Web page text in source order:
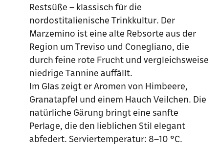
Restsüße – klassisch für die
nordostitalienische Trinkkultur. Der
Marzemino ist eine alte Rebsorte aus der
Region um Treviso und Conegliano, die
durch feine rote Frucht und vergleichsweise
niedrige Tannine auffällt.
Im Glas zeigt er Aromen von Himbeere,
Granatapfel und einem Hauch Veilchen. Die
natürliche Gärung bringt eine sanfte
Perlage, die den lieblichen Stil elegant
abfedert. Serviertemperatur: 8–10 °C.